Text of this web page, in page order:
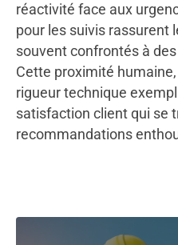
réactivité face aux
pour les suivis rassurent
souvent confrontés à
Cette proximité
rigueur technique
satisfaction client qui se
recommandations